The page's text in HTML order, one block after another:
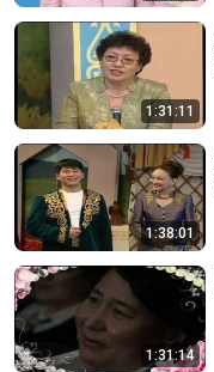
1:31:11
1:38:01
1:31:14